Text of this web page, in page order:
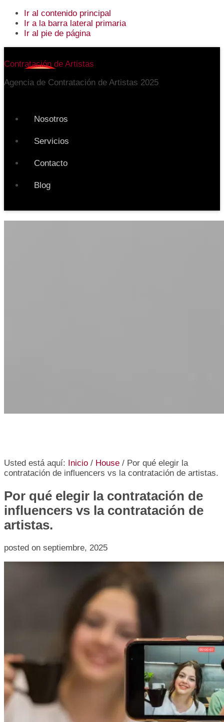
Ir al contenido principal
Ir a la barra lateral primaria
Ir al pie de página
menu
Contratación de Artistas
Agencia de Contratación de Artistas 2025
Nosotros
Servicios
Contacto
Blog
Usted está aquí: Inicio / House / Por qué elegir la
contratación de influencers vs la contratación de artistas.
Por qué elegir la contratación de
influencers vs la contratación de
artistas.
posted on septiembre, 2025